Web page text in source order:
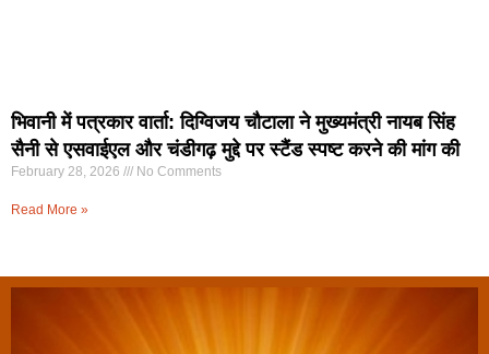
भिवानी में पत्रकार वार्ता: दिग्विजय चौटाला ने मुख्यमंत्री नायब सिंह
सैनी से एसवाईएल और चंडीगढ़ मुद्दे पर स्टैंड स्पष्ट करने की मांग की
February 28, 2026 No Comments
Read More »